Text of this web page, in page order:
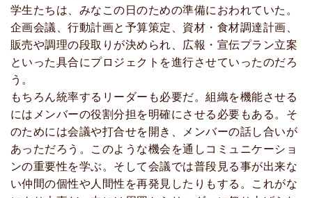
学生たちは、みなこの日のための準備におわれていた。
企画会議、行動計画と予算策定、資材・食材調達計画、
販売や調理の段取りが決められ、広報・宣伝プラン立案
といった具合にプロジェクトを進行させていったのだろ
う。
もちろん統率するリーダーも必要だ。組織を機能させる
にはメンバーの役割分担を明確にさせる必要もある。そ
のためには会議や打合せを開き、メンバーの話し合いが
あっただろう。このような機会を通しコミュニケーショ
ンの重要性を学ぶ。そして会議では普段見る事が出来な
い仲間の個性や人間性を再発見したりもする。これがな